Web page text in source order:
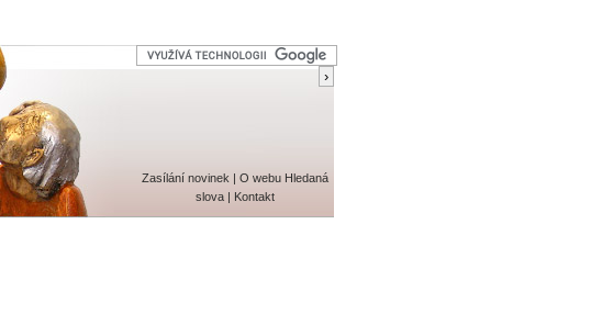
Zasílání novinek | O webu Hledaná
slova | Kontakt